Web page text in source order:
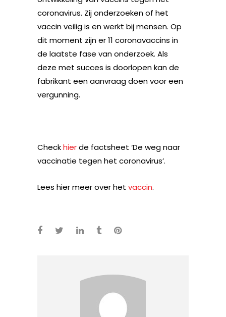
coronavirus. Zij onderzoeken of het
vaccin veilig is en werkt bij mensen. Op
dit moment zijn er 11 coronavaccins in
de laatste fase van onderzoek. Als
deze met succes is doorlopen kan de
fabrikant een aanvraag doen voor een
vergunning.
Checkhierde factsheet ‘De weg naar
vaccinatie tegen het coronavirus’.
Lees hier meer over het vaccin.